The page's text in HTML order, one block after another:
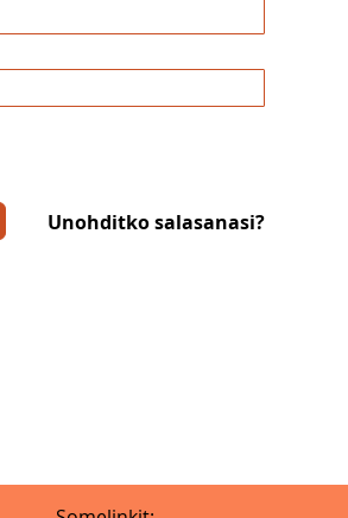
Unohditko salasanasi?